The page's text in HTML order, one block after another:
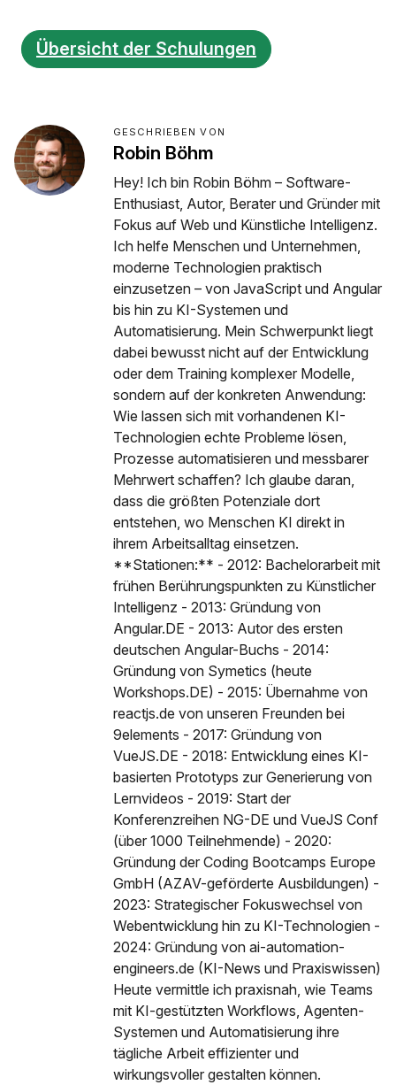
Übersicht der Schulungen
GESCHRIEBEN VON
Robin Böhm
Hey! Ich bin Robin Böhm – Software-
Enthusiast, Autor, Berater und Gründer mit
Fokus auf Web und Künstliche Intelligenz.
Ich helfe Menschen und Unternehmen,
moderne Technologien praktisch
einzusetzen – von JavaScript und Angular
bis hin zu KI-Systemen und
Automatisierung. Mein Schwerpunkt liegt
dabei bewusst nicht auf der Entwicklung
oder dem Training komplexer Modelle,
sondern auf der konkreten Anwendung:
Wie lassen sich mit vorhandenen KI-
Technologien echte Probleme lösen,
Prozesse automatisieren und messbarer
Mehrwert schaffen? Ich glaube daran,
dass die größten Potenziale dort
entstehen, wo Menschen KI direkt in
ihrem Arbeitsalltag einsetzen.
**Stationen:** - 2012: Bachelorarbeit mit
frühen Berührungspunkten zu Künstlicher
Intelligenz - 2013: Gründung von
Angular.DE - 2013: Autor des ersten
deutschen Angular-Buchs - 2014:
Gründung von Symetics (heute
Workshops.DE) - 2015: Übernahme von
reactjs.de von unseren Freunden bei
9elements - 2017: Gründung von
VueJS.DE - 2018: Entwicklung eines KI-
basierten Prototyps zur Generierung von
Lernvideos - 2019: Start der
Konferenzreihen NG-DE und VueJS Conf
(über 1000 Teilnehmende) - 2020:
Gründung der Coding Bootcamps Europe
GmbH (AZAV-geförderte Ausbildungen) -
2023: Strategischer Fokuswechsel von
Webentwicklung hin zu KI-Technologien -
2024: Gründung von ai-automation-
engineers.de (KI-News und Praxiswissen)
Heute vermittle ich praxisnah, wie Teams
mit KI-gestützten Workflows, Agenten-
Systemen und Automatisierung ihre
tägliche Arbeit effizienter und
wirkungsvoller gestalten können.